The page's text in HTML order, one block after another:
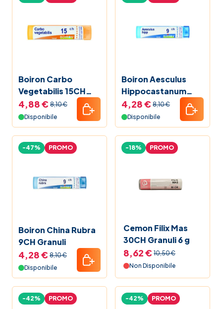
Boiron Carbo
Vegetabilis 15CH
Granuli
4,88 € 8,10 €
Disponibile
Boiron Aesculus
Hippocastanum
9CH Granuli
4,28 € 8,10 €
Disponibile
Boiron China Rubra
9CH Granuli
-47% PROMO
4,28 € 8,10 €
Disponibile
Cemon Filix Mas
30CH Granuli 6 g
-18% PROMO
8,62 € 10,50 €
Non Disponibile
-42% PROMO -42% PROMO